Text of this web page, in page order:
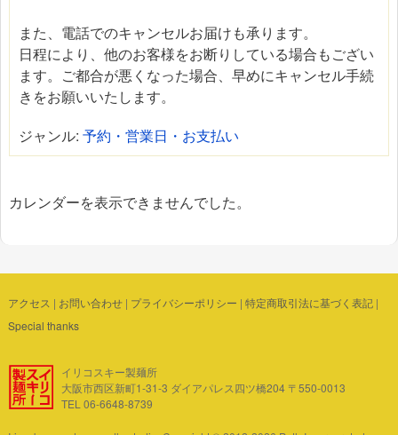
また、電話でのキャンセルお届けも承ります。
日程により、他のお客様をお断りしている場合もござい
ます。ご都合が悪くなった場合、早めにキャンセル手続
きをお願いいたします。
ジャンル: 予約・営業日・お支払い
カレンダーを表示できませんでした。
アクセス | お問い合わせ| プライバシーポリシー | 特定商取引法に基づく表記|
Special thanks
イリコスキー製麺所
大阪市西区新町1-31-3 ダイアパレス四ツ橋204 〒550-0013
TEL 06-6648-8739